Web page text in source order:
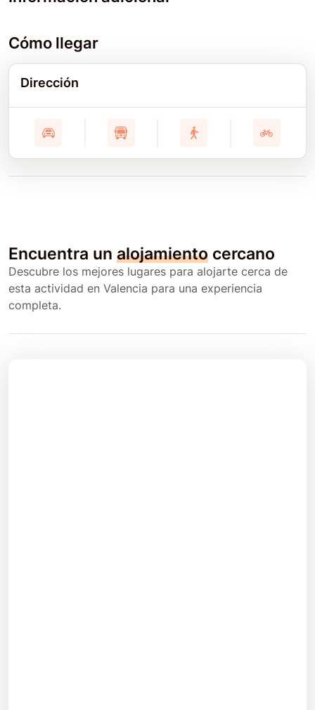
Cómo llegar
Dirección
Encuentra un alojamiento cercano
Descubre los mejores lugares para alojarte cerca de
esta actividad en Valencia para una experiencia
completa.